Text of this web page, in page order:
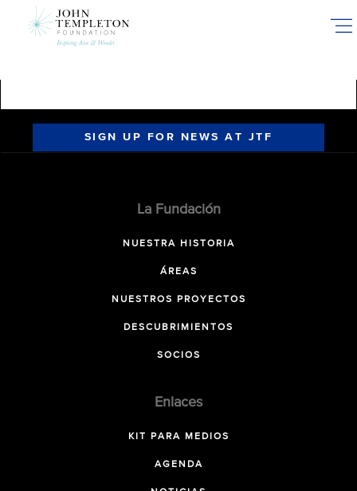
SIGN UP FOR NEWS AT JTF
La Fundación
NUESTRA HISTORIA
ÁREAS
NUESTROS PROYECTOS
DESCUBRIMIENTOS
SOCIOS
Enlaces
KIT PARA MEDIOS
AGENDA